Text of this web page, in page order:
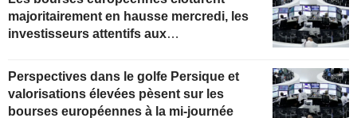
majoritairement en hausse mercredi, les
investisseurs attentifs aux
Perspectives dans le golfe Persique et
valorisations élevées pèsent sur les
bourses européennes à la mi-journée